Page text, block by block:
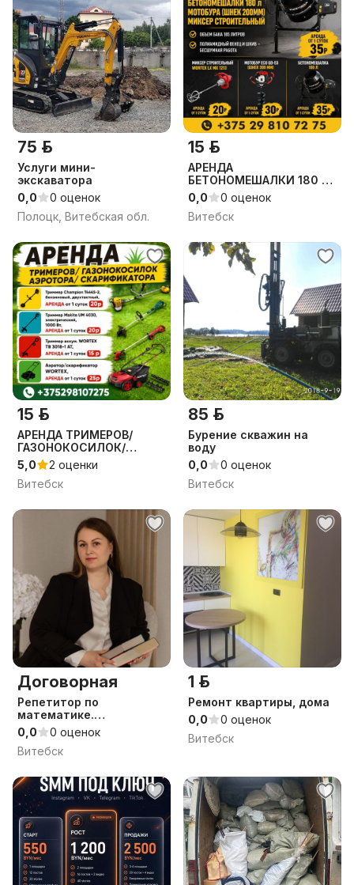
75 р.
Услуги мини-
экскаватора
0,0
0 оценок
Полоцк, Витебская обл.
15 р.
АРЕНДА
БЕТОНОМЕШАЛКИ 180 л/
мотобура ( шнек
200мм)/ миксер
строительный
0,0
0 оценок
Витебск
15 р.
АРЕНДА ТРИМЕРОВ/
ГАЗОНОКОСИЛОК/
АЭРОТОРА/
СКАРИФИКАТОРА
5,0
2 оценки
Витебск
85 р.
Бурение скважин на
воду
0,0
0 оценок
Витебск
Договорная
Репетитор по
математике.
Подготовка к ЦЭ(ЦТ)
0,0
0 оценок
Витебск
1 р.
Ремонт квартиры, дома
0,0
0 оценок
Витебск